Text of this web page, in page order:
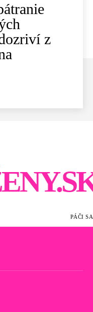
z
PÁČI SA